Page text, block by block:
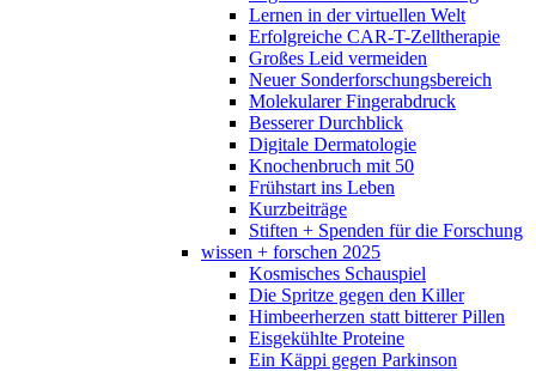
Lernen in der virtuellen Welt
Erfolgreiche CAR-T-Zelltherapie
Großes Leid vermeiden
Neuer Sonderforschungsbereich
Molekularer Fingerabdruck
Besserer Durchblick
Digitale Dermatologie
Knochenbruch mit 50
Frühstart ins Leben
Kurzbeiträge
Stiften + Spenden für die Forschung
wissen + forschen 2025
Kosmisches Schauspiel
Die Spritze gegen den Killer
Himbeerherzen statt bitterer Pillen
Eisgekühlte Proteine
Ein Käppi gegen Parkinson